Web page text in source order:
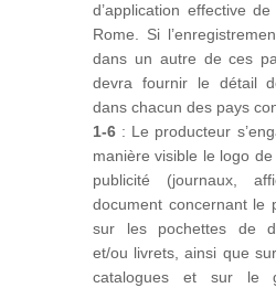
d’application effective
Rome. Si
dans un autre de ces
devra fournir le détail
dans chacun des pays
1-6 : Le producteur
manière visible le logo
publicité (journaux,
document concernant le
sur les pochettes de
et/ou livrets, ainsi que
catalogues et sur le